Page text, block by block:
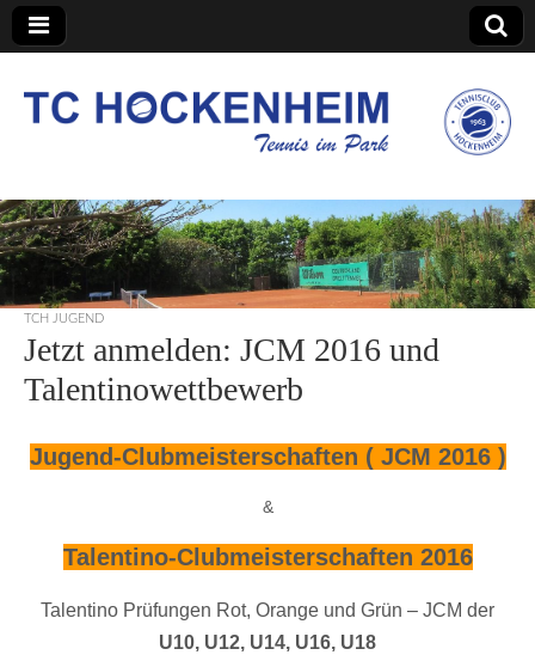
TC Hockenheim
TCH JUGEND
Jetzt anmelden: JCM 2016 und
Talentinowettbewerb
Jugend-Clubmeisterschaften ( JCM 2016 )
&
Talentino-Clubmeisterschaften 2016
Talentino Prüfungen Rot, Orange und Grün – JCM der
U10, U12, U14, U16, U18